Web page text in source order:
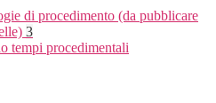
di procedimento (da pubblicare
3
tempi procedimentali